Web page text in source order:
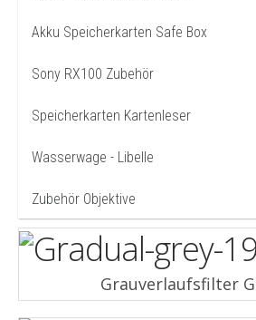
Akku Speicherkarten Safe Box
Sony RX100 Zubehör
Speicherkarten Kartenleser
Wasserwage - Libelle
Zubehör Objektive
Grauverlaufsfilter